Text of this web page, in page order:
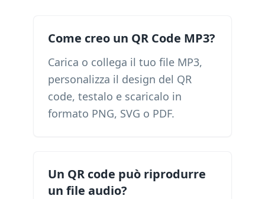
Come creo un QR Code MP3?
Carica o collega il tuo file MP3,
personalizza il design del QR
code, testalo e scaricalo in
formato PNG, SVG o PDF.
Un QR code può riprodurre
un file audio?